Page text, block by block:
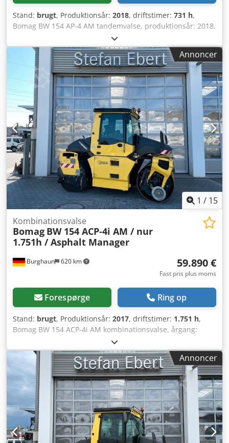
Stand: brugt, Produktionsår: 2018, driftstimer: 731 h,
Bomag BW 154 AP-4 AM tandemvalse, produktionsår: 2018,
driftstimer: kun 731 timer, motor: Kubota [55,4 kW/75 hk],
Asphalt Manager 2, vægt: 7.300 kg, glat tromle, god stand,
klar til øjeblikkelig brug. Dcsdpfszq Tzyex Abxek Hvis
ønsket udarbejder vi gerne et leasing- eller
finansieringstilbud. Hr. Mihm (tlf. står til rådighed for
yderligere information. Du finder flere oplysninger på
vores hjemmeside. Med forbehold for fejl og mellemsalg! =
Yderligere oplysninger = Kontakt Tobias Ebert for
yderligere oplysninger.
Annoncer
1 / 15
Burghaun 620 km
Kombinationsvalse
Bomag BW 154 ACP-4i AM / nur
1.751h / Asphalt Manager
59.890 €
Fast pris plus moms
Forespørge Ring op
Stand: brugt, Produktionsår: 2017, driftstimer: 1.751 h,
Bomag BW 154 ACP-4i AM kombinationsvalse, årgang:
2017, driftstimer: kun 1.751 timer, motor: Kubota [55,4
kW/75 hk], Asphalt Manager 2, asfaltfræser på begge sider,
vægt: 7.400 kg, glat tromleoverflade, god stand, klar til
øjeblikkelig brug. Hvis ønsket udarbejder vi gerne et
leasing- eller finansieringstilbud. Hr. Mihm (tlf. vil med
glæde hjælpe dig. Yderligere informationer findes på vores
hjemmeside. Med forbehold for fejl og mellemsalg!
Djdpfxjzq Tzto Abxeck Mulighed for udlejning. = Yderligere
informationer = Kontakt Tobias Ebert for yderligere
information.
Annoncer